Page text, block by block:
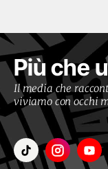
Più che
Il media che
viviamo con occhi